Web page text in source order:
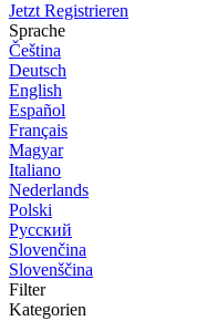
Jetzt Registrieren
Sprache
Čeština
Deutsch
English
Español
Français
Magyar
Italiano
Nederlands
Polski
Русский
Slovenčina
Slovenščina
Filter
Kategorien